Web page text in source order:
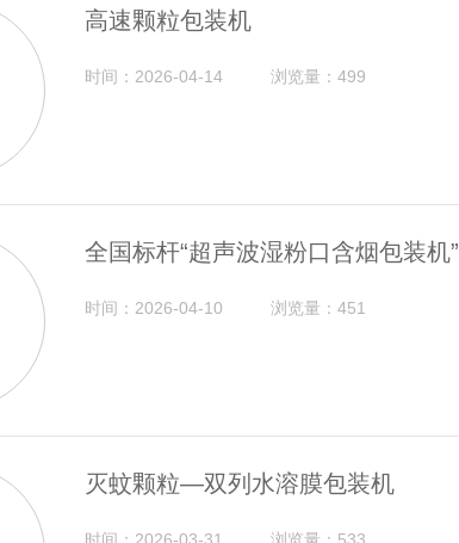
高速颗粒包装机
时间：2026-04-14 浏览量：499
全国标杆“超声波湿粉口含烟包装机”
时间：2026-04-10 浏览量：451
灭蚊颗粒—双列水溶膜包装机